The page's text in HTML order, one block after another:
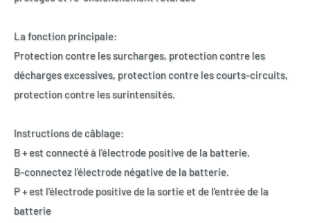
La fonction principale:
Protection contre les surcharges, protection contre les
décharges excessives, protection contre les courts-circuits,
protection contre les surintensités.
Instructions de câblage:
B + est connecté à l'électrode positive de la batterie.
B-connectez l'électrode négative de la batterie.
P + est l'électrode positive de la sortie et de l'entrée de la
batterie